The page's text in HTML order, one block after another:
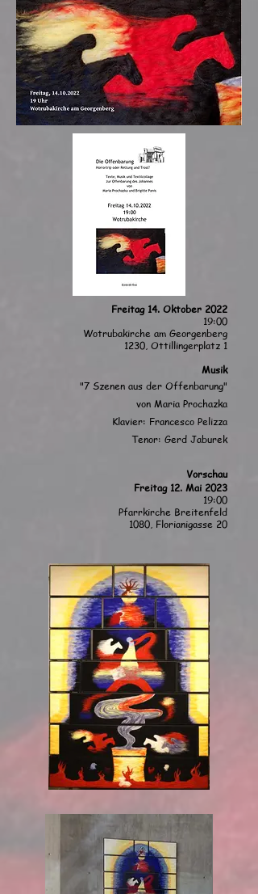
Freitag 14. Oktober 2022
19:00
Wotrubakirche am Georgenberg
1230, Ottillingerplatz 1
Musik
"7 Szenen aus der Offenbarung"
von Maria Prochazka
Klavier: Francesco Pelizza
Tenor: Gerd Jaburek
Vorschau
Freitag 12. Mai 2023
19:00
Pfarrkirche Breitenfeld
1080, Florianigasse 20